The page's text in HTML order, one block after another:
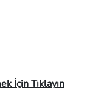
İçin Tıklayın